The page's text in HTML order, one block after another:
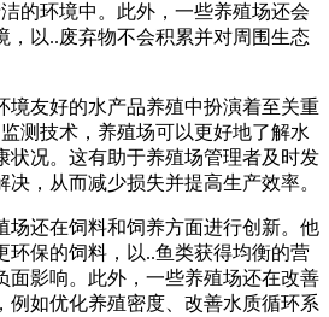
的环境中。此外，一些养殖场还会
，以..废弃物不会积累并对周围生态
境友好的水产品养殖中扮演着至关重
测技术，养殖场可以更好地了解水
状况。这有助于养殖场管理者及时发
，从而减少损失并提高生产效率。
场还在饲料和饲养方面进行创新。他
环保的饲料，以..鱼类获得均衡的营
面影响。此外，一些养殖场还在改善
例如优化养殖密度、改善水质循环系